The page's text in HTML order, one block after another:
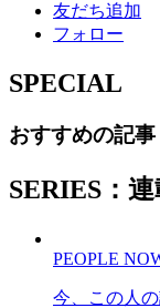
友だち追加
フォロー
SPECIAL
おすすめの記事
SERIES：
PEOPLE
今、この人